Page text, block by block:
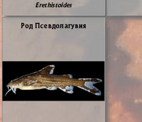
Erethistoides
Род Псев­до­ла­гу­вия